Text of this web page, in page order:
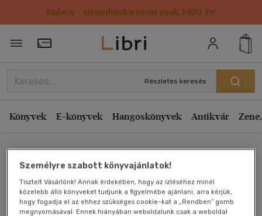
Kulacs / strandtáska most csak 1499 Ft!
Törzsvásárlói Kártya adatai
Részletes keresés
Könyvek E-könyvek Hangoskönyvek Antikvár
Művei
Rendezés
Kiadás éve szerint csökkenő
Ár szerint csökkenő
Eladott darabszám szerint csökkenő
Eladott darabszám szerint növekvő
Cím szerint A-Z
Szerző szerint A-Z
Személyre szabott könyvajánlatok!
Tisztelt Vásárlónk! Annak érdekében, hogy az ízléséhez minél
közelebb álló könyveket tudjunk a figyelmébe ajánlani, arra kérjük,
hogy fogadja el az ehhez szükséges cookie-kat a „Rendben” gomb
megnyomásával. Ennek hiányában weboldalunk csak a weboldal